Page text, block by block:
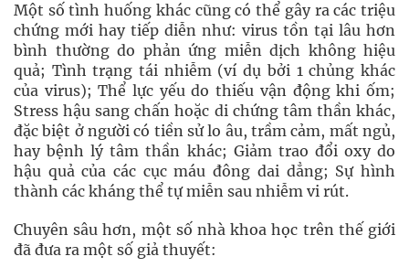
Một số tình huống khác cũng có thể gây ra các triệu
chứng mới hay tiếp diễn như: virus tồn tại lâu hơn
bình thường do phản ứng miễn dịch không hiệu
quả; Tình trạng tái nhiễm (ví dụ bởi 1 chủng khác
của virus); Thể lực yếu do thiếu vận động khi ốm;
Stress hậu sang chấn hoặc di chứng tâm thần khác,
đặc biệt ở người có tiền sử lo âu, trầm cảm, mất ngủ,
hay bệnh lý tâm thần khác; Giảm trao đổi oxy do
hậu quả của các cục máu đông dai dẳng; Sự hình
thành các kháng thể tự miễn sau nhiễm vi rút.
Chuyên sâu hơn, một số nhà khoa học trên thế giới
đã đưa ra một số giả thuyết: